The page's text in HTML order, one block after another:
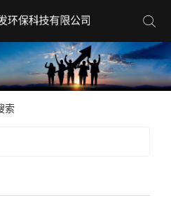
索